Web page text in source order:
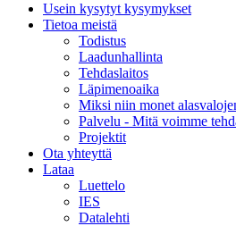
Usein kysytyt kysymykset
Tietoa meistä
Todistus
Laadunhallinta
Tehdaslaitos
Läpimenoaika
Miksi niin monet
Palvelu - Mitä voimme
Projektit
Ota yhteyttä
Lataa
Luettelo
IES
Datalehti